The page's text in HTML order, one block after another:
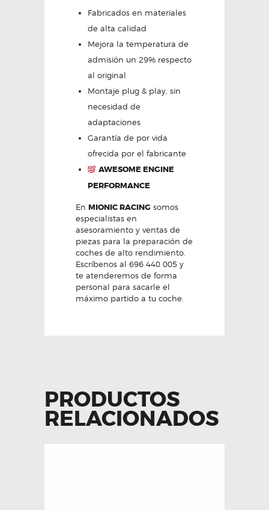
Fabricados en materiales
de alta calidad
Mejora la temperatura de
admisión un 29% respecto
al original
Montaje plug & play, sin
necesidad de
adaptaciones
Garantía de por vida
ofrecida por el fabricante
AWESOME ENGINE
PERFORMANCE
En MIONIC RACING somos
especialistas en
asesoramiento y ventas de
piezas para la preparación de
coches de alto rendimiento.
Escríbenos al 696 440 005 y
te atenderemos de forma
personal para sacarle el
máximo partido a tu coche.
PRODUCTOS
RELACIONADOS